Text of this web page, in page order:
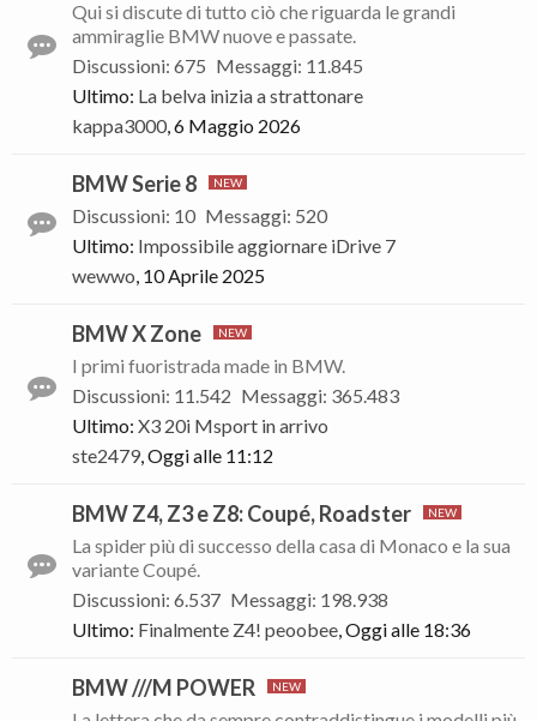
Qui si discute di tutto ciò che riguarda le grandi
ammiraglie BMW nuove e passate.
Discussioni: 675 Messaggi: 11.845
Ultimo: La belva inizia a strattonare
kappa3000,6 Maggio 2026
BMW Serie 8
Discussioni: 10 Messaggi: 520
Ultimo: Impossibile aggiornare iDrive 7
wewwo, 10 Aprile 2025
BMW X Zone
I primi fuoristrada made in BMW.
Discussioni: 11.542 Messaggi: 365.483
Ultimo: X3 20i Msport in arrivo
ste2479,Oggi alle 11:12
BMW Z4, Z3 e Z8: Coupé, Roadster
La spider più di successo della casa di Monaco e la sua
variante Coupé.
Discussioni: 6.537 Messaggi: 198.938
Ultimo: Finalmente Z4! peoobee,Oggi alle 18:36
BMW ///M POWER